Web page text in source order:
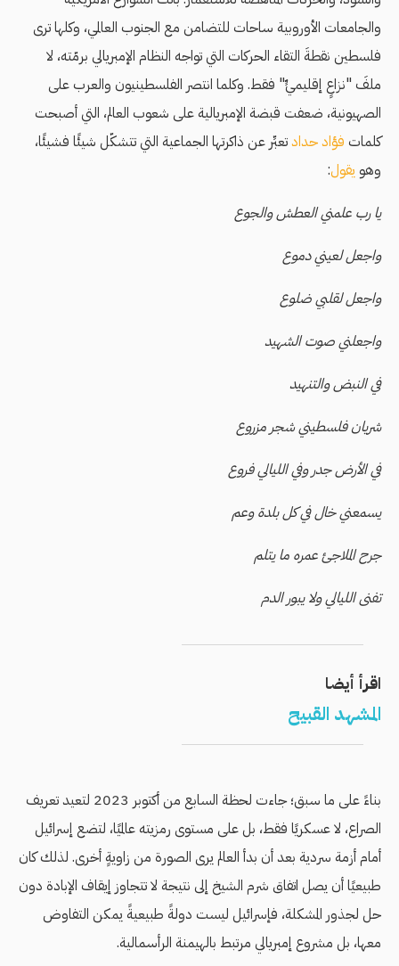
والجامعات الأوروبية ساحات للتضامن مع الجنوب العالمي، وكلها ترى
فلسطين نقطةَ التقاء الحركات التي تواجه النظام الإمبريالي برمّته، لا
ملفَ "نزاعٍ إقليميٍّ" فقط. وكلما انتصر الفلسطينيون والعرب على
الصهيونية، ضعفت قبضة الإمبريالية على شعوب العالم، التي أصبحت
كلمات فؤاد حدادتعبِّر عن ذاكرتها الجماعية التي تتشكّل شيئًا فشيئًا،
وهو يقول:
يا رب علمني العطش والجوع
واجعل لعيني دموع
واجعل لقلبي ضلوع
واجعلني صوت الشهيد
في النبض والتنهيد
شريان فلسطيني شجر مزروع
في الأرض جدر وفي الليالي فروع
يسمعني خال في كل بلدة وعم
جرح الملاجئ عمره ما يتلم
تفنى الليالي ولا يبور الدم
اقرأ أيضا
المشهد القبيح
بناءً على ما سبق؛ جاءت لحظة السابع من أكتوبر 2023 لتعيد تعريف
الصراع، لا عسكريًا فقط، بل على مستوى رمزيته عالميًا، لتضع إسرائيل
أمام أزمة سردية بعد أن بدأ العالم يرى الصورة من زاويةٍ أخرى. لذلك كان
طبيعيًا أن يصل اتفاق شرم الشيخ إلى نتيجة لا تتجاوز إيقاف الإبادة دون
حل لجذور المشكلة، فإسرائيل ليست دولةً طبيعيةً يمكن التفاوض
معها، بل مشروع إمبريالي مرتبط بالهيمنة الرأسمالية.